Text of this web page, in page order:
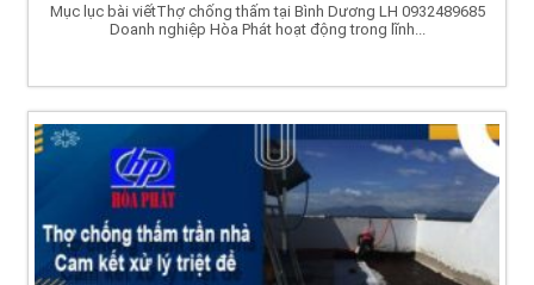
Mục lục bài viếtThợ chống thấm tại Bình Dương LH 0932489685
Doanh nghiệp Hòa Phát hoạt động trong lĩnh...